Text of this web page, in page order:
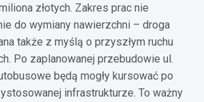
złotych. Zakres prac nie
do wymiany nawierzchni – droga
także z myślą o przyszłym ruchu
Po zaplanowanej przebudowie ul.
będą mogły kursować po
infrastrukturze. To ważny